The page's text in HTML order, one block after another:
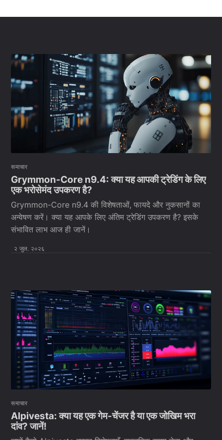
समाचार
Grymmon-Core n9.4: क्या यह आपकी ट्रेडिंग के लिए
एक भरोसेमंद उपकरण है?
Grymmon-Core n9.4 की विशेषताओं, फायदे और नुकसानों का
अन्वेषण करें। क्या यह आपके लिए अंतिम ट्रेडिंग उपकरण है? इसके
संभावित लाभ आज ही जानें।
२ जुल. २०२६
समाचार
Alpivesta: क्या यह एक गेम-चेंजर है या एक जोखिम भरा
दांव? जानें!